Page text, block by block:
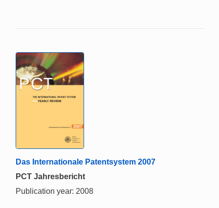
Das Internationale Patentsystem 2007
PCT Jahresbericht
Publication year: 2008